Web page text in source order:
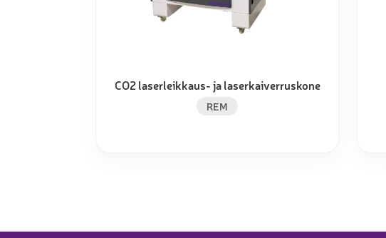
CO2 laserleikkaus- ja laserkaiverruskone
REM